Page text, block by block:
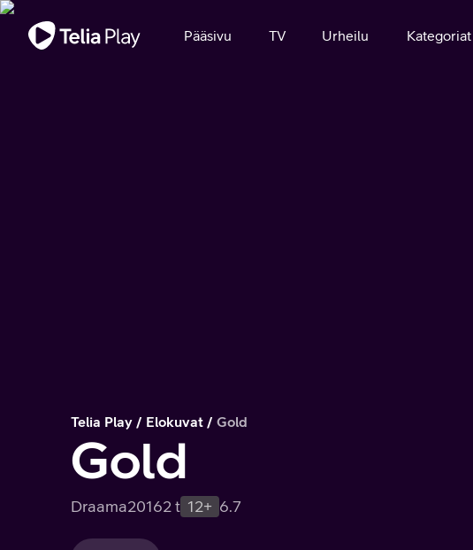
Tärkeä viesti
Pääsivu TV Urheilu Kategoriat
Telia Play Elokuvat Gold
Gold
Draama20162 t 12+ 6.7